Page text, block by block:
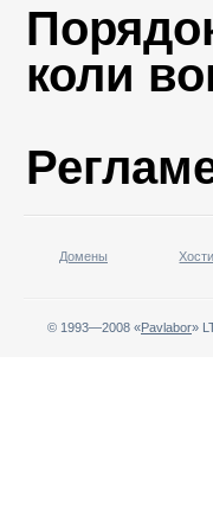
коли
Домены
© 1993—2008 «Pavlabor»